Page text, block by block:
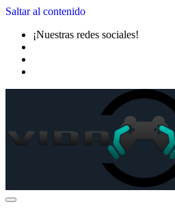
Saltar al contenido
¡Nuestras redes sociales!